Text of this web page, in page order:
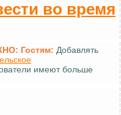
во время
Гостям: Добавлять
имеют больше